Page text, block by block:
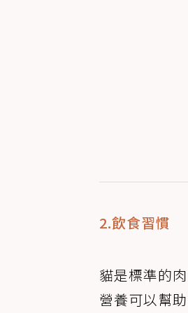
2.飲食習慣
貓是標準的
營養可以幫